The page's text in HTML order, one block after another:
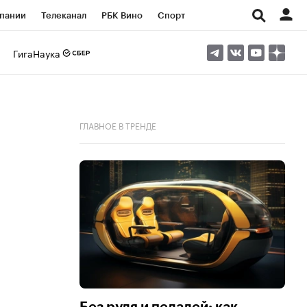
Телеканал РБК Вино Спорт
ГигаНаука
ГЛАВНОЕ В ТРЕНДЕ